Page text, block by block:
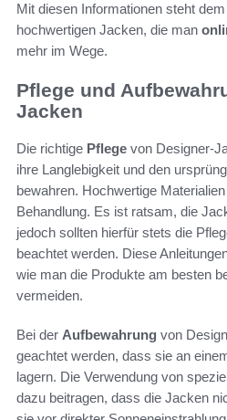
Mit diesen Informationen steht
hochwertigen Jacken, die man
mehr im Wege.
Pflege und
Jacken
Die richtige Pflege von Designer-
ihre Langlebigkeit und den
bewahren. Hochwertige
Behandlung. Es ist ratsam, die
jedoch sollten hierfür stets die
beachtet werden. Diese
wie man die Produkte am besten
vermeiden.
Bei der Aufbewahrung von
geachtet werden, dass sie an
lagern. Die Verwendung von
dazu beitragen, dass die Jacken